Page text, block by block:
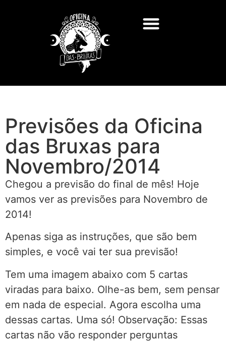
Previsões da Oficina
das Bruxas para
Novembro/2014
Chegou a previsão do final de mês! Hoje
vamos ver as previsões para Novembro de
2014!
Apenas siga as instruções, que são bem
simples, e você vai ter sua previsão!
Tem uma imagem abaixo com 5 cartas
viradas para baixo. Olhe-as bem, sem pensar
em nada de especial. Agora escolha uma
dessas cartas. Uma só! Observação: Essas
cartas não vão responder perguntas